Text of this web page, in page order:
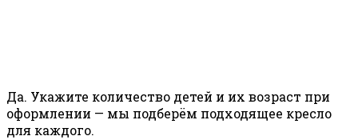
Да. Укажите количество детей и их возраст при
оформлении — мы подберём подходящее кресло
для каждого.